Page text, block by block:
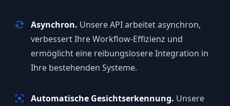
Asynchron. Unsere API arbeitet asynchron,
verbessert Ihre Workflow-Effizienz und
ermöglicht eine reibungslosere Integration in
Ihre bestehenden Systeme.
Automatische Gesichtserkennung. Unsere